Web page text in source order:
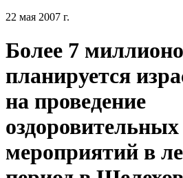
22 мая 2007 г.
Более 7
планируется
на проведение
оздоровительных
мероприятий в